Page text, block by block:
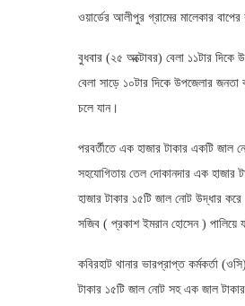
ওয়ার্ডের আলীপুর গ্রামের মালেকার
বুধবার (২৫ অক্টোবর) বেলা ১১টার দিকে
বেলা সাড়ে ১০টার দিকে উপজেলার
চলে যান।
পরবর্তীতে এক হাজার টাকার একটি জাল
সহযোগিতায় তেল দোকানদার এক হাজার
হাজার টাকার ১৫টি জাল নোট উদ্ধার
সজিব ( প্রকাশ ইমরান হোসেন ) পালিয়ে
কবিরহাট থানার ভারপ্রাপ্ত কর্মকর্তা
টাকার ১৫টি জাল নোট সহ এক জাল টাকার